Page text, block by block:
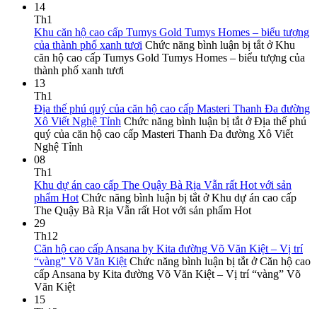
14
Th1
Khu căn hộ cao cấp Tumys Gold Tumys Homes – biểu tượng
của thành phố xanh tươi Chức năng bình luận bị tắtở Khu
căn hộ cao cấp Tumys Gold Tumys Homes – biểu tượng của
thành phố xanh tươi
13
Th1
Địa thế phú quý của căn hộ cao cấp Masteri Thanh Đa đường
Xô Viết Nghệ Tỉnh Chức năng bình luận bị tắtở Địa thế phú
quý của căn hộ cao cấp Masteri Thanh Đa đường Xô Viết
Nghệ Tỉnh
08
Th1
Khu dự án cao cấp The Quậy Bà Rịa Vẫn rất Hot với sản
phẩm Hot Chức năng bình luận bị tắtở Khu dự án cao cấp
The Quậy Bà Rịa Vẫn rất Hot với sản phẩm Hot
29
Th12
Căn hộ cao cấp Ansana by Kita đường Võ Văn Kiệt – Vị trí
“vàng” Võ Văn Kiệt Chức năng bình luận bị tắtở Căn hộ cao
cấp Ansana by Kita đường Võ Văn Kiệt – Vị trí “vàng” Võ
Văn Kiệt
15